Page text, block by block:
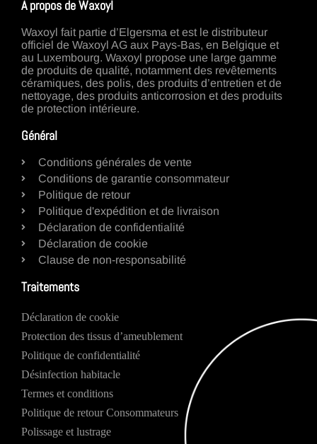
À propos de Waxoyl
Waxoyl fait partie d’Elgersma et est le distributeur
officiel de Waxoyl AG aux Pays-Bas, en Belgique et
au Luxembourg. Waxoyl propose une large gamme
de produits de qualité, notamment des revêtements
céramiques, des polis, des produits d’entretien et de
nettoyage, des produits anticorrosion et des produits
de protection intérieure.
Général
Conditions générales de vente
Conditions de garantie consommateur
Politique de retour
Politique d'expédition et de livraison
Déclaration de confidentialité
Déclaration de cookie
Clause de non-responsabilité
Traitements
Déclaration de cookie
Protection des tissus d’ameublement
Politique de confidentialité
Désinfection habitacle
Termes et conditions
Politique de retour Consommateurs
Polissage et lustrage